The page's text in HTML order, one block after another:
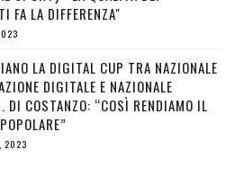
FA LA DIFFERENZA"
LA DIGITAL CUP TRA NAZIONALE
DIGITALE E NAZIONALE
DI COSTANZO: “COSÌ RENDIAMO IL
2023